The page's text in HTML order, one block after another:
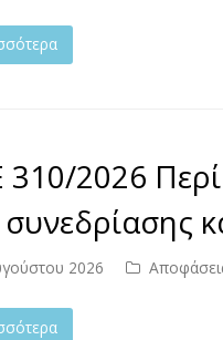
2026
2026